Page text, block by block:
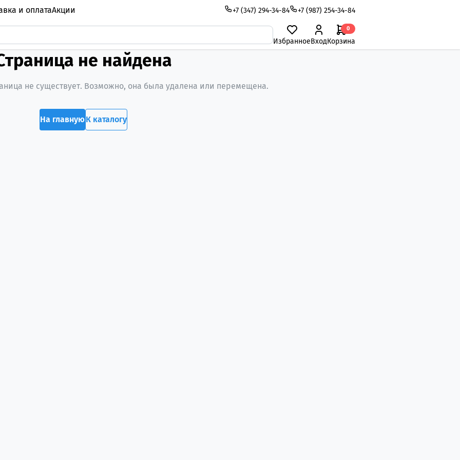
и оплатаАкции +7 (347) 294-34-84 +7 (987) 254-34-84
ИзбранноеВход
0
Корзина
не найдена
не существует. Возможно, она была удалена или перемещена.
На главнуюК каталогу